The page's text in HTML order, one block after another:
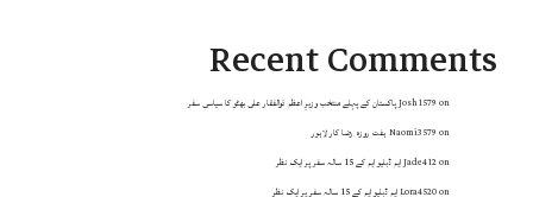
Recent Comments
Josh1579 on
پاکستان کے پہلے منتخب وزیرِ اعظم ذوالفقار علی بھٹو کا سیاسی سفر
Naomi3579 on
ہفت روزہ رضا کار لاہور
Jade412on
ایم ڈبلیو ایم کے 15 سالہ سفر پر ایک نظر
Lora4520on ایم ڈبلیو ایم کے 15 سالہ سفر پر ایک نظر